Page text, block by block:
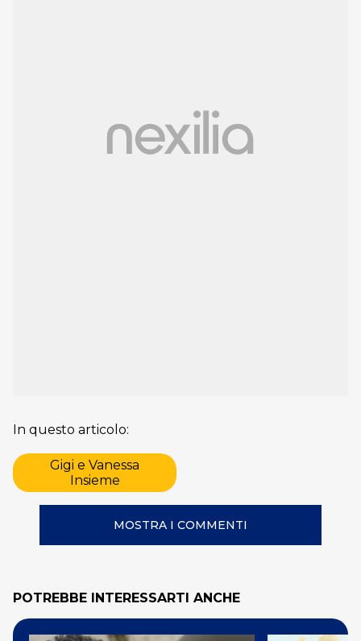
In questo articolo:
Gigi e Vanessa
Insieme
MOSTRA I COMMENTI
POTREBBE INTERESSARTI ANCHE